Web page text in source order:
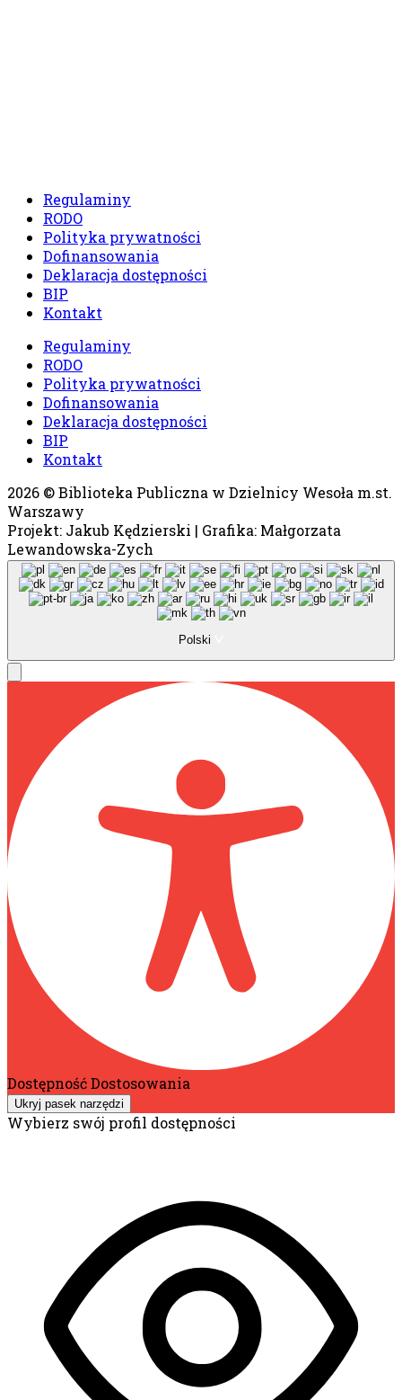
Regulaminy
RODO
Polityka prywatności
Dofinansowania
Deklaracja dostępności
BIP
Kontakt
Regulaminy
RODO
Polityka prywatności
Dofinansowania
Deklaracja dostępności
BIP
Kontakt
2026 © Biblioteka Publiczna w Dzielnicy Wesoła m.st.
Warszawy
Projekt: Jakub Kędzierski | Grafika: Małgorzata
Lewandowska-Zych
Polski
Dostępność Dostosowania
Ukryj pasek narzędzi
Wybierz swój profil dostępności